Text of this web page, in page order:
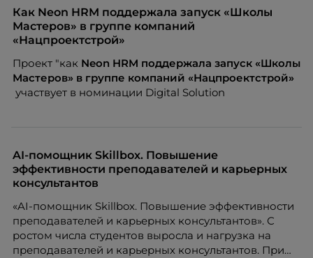
Как Neon HRM поддержала запуск «Школы
Мастеров» в группе компаний
«Нацпроектстрой»
Проект "как Neon HRM поддержала запуск «Школы
Мастеров» в группе компаний «Нацпроектстрой»
участвует в номинации Digital Solution
AI-помощник Skillbox. Повышение
эффективности преподавателей и карьерных
консультантов
«AI-помощник Skillbox. Повышение эффективности
преподавателей и карьерных консультантов». С
ростом числа студентов выросла и нагрузка на
преподавателей и карьерных консультантов. При